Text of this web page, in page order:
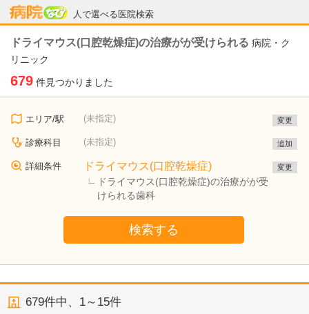
人で選べる医院検索
病院なび
ドライマウス(口腔乾燥症)の治療がが受けられる 病院・ク
リニック
679 件見つかりました
エリア/駅 (未指定) 変更
診療科目 (未指定) 追加
詳細条件 ドライマウス(口腔乾燥症)
ドライマウス(口腔乾燥症)の治療がが受
けられる歯科
変更
検索する
679件中、 1～15件